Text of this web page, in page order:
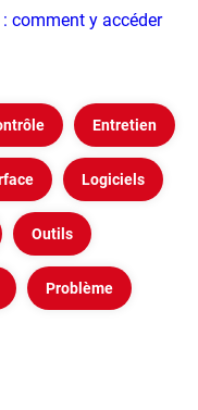
comment y accéder
Entretien
Logiciels
Outils
Problème